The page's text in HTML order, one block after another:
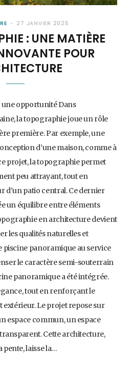
27 JANVIER 2025
: UNE MATIÈRE
POUR
opportunité Dans
la topographie joue un rôle
première. Par exemple, une
d’une maison, comme à
projet, la topographie permet
peu attrayant, tout en
d’un patio central. Ce dernier
un équilibre entre éléments
en architecture devient
les qualités naturelles et
piscine panoramique au service
le caractère semi-souterrain
panoramique a été intégrée.
tout en renforçant le
Le projet repose sur
espace commun, un espace
Cette architecture,
pente, laisse la…